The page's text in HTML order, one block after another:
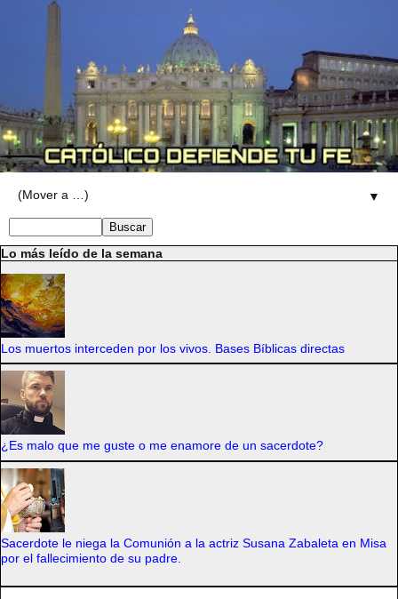
▼
Lo más leído de la semana
Los muertos interceden por los vivos. Bases Bíblicas directas
¿Es malo que me guste o me enamore de un sacerdote?
Sacerdote le niega la Comunión a la actriz Susana Zabaleta en Misa
por el fallecimiento de su padre.